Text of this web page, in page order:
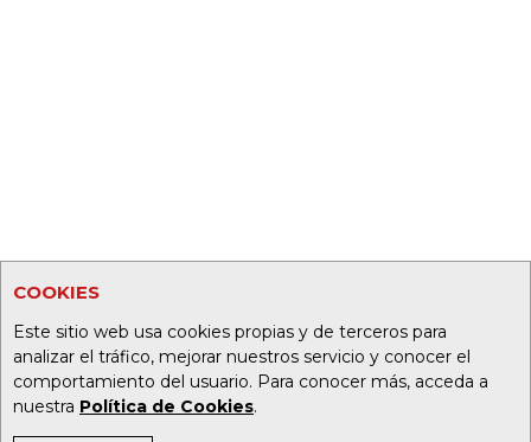
COOKIES
Este sitio web usa cookies propias y de terceros para
analizar el tráfico, mejorar nuestros servicio y conocer el
comportamiento del usuario. Para conocer más, acceda a
nuestra Política de Cookies.